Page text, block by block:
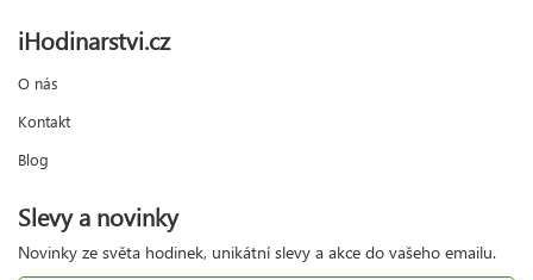
iHodinarstvi.cz
O nás
Kontakt
Blog
Slevy a novinky
Novinky ze světa hodinek, unikátní slevy a akce do vašeho emailu.